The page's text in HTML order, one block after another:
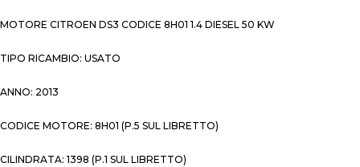
MOTORE CITROEN DS3 CODICE 8H01 1.4 DIESEL 50 KW
TIPO RICAMBIO: USATO
ANNO: 2013
CODICE MOTORE: 8H01 (P.5 SUL LIBRETTO)
CILINDRATA: 1398 (P.1 SUL LIBRETTO)